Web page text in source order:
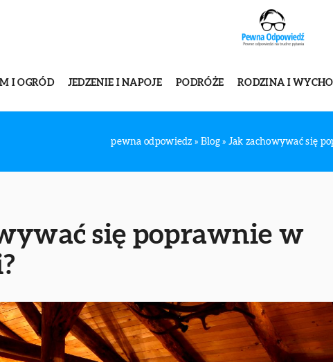
I OGRÓD JEDZENIE I NAPOJE PODRÓŻE RODZINA I
pewna odpowiedz » Blog» Jak zachowywać się
się poprawnie w